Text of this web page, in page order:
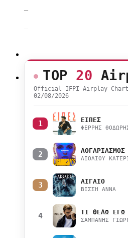
–
–
TOP 20
Official IFPI Airplay Chart
02/08/2026
1 ΕΙΠΕΣ
ΦΕΡΡΗΣ
2 ΛΟΓΑΡΙΑΣΜΟΣ
ΛΙΟΛΙΟΥ
3 ΑΙΓΑΙΟ
ΒΙΣΣΗ ΑΝΝΑ
4 ΤΙ ΘΕΛΩ ΕΓΩ
ΣΑΜΠΑΝΗΣ